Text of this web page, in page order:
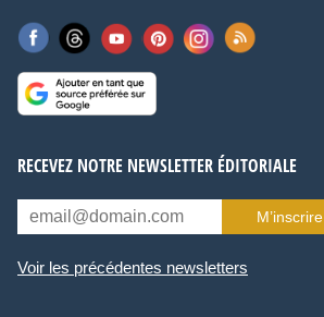
RECEVEZ NOTRE NEWSLETTER ÉDITORIALE
M’inscrire
Voir les précédentes newsletters